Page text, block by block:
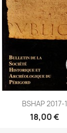
BSHAP 2017-1
18,00 €